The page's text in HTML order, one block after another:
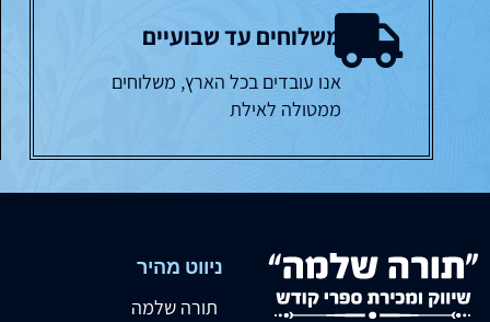
משלוחים עד שבועיים
אנו עובדים בכל הארץ, משלוחים
ממטולה לאילת
ניווט מהיר
תורה שלמה